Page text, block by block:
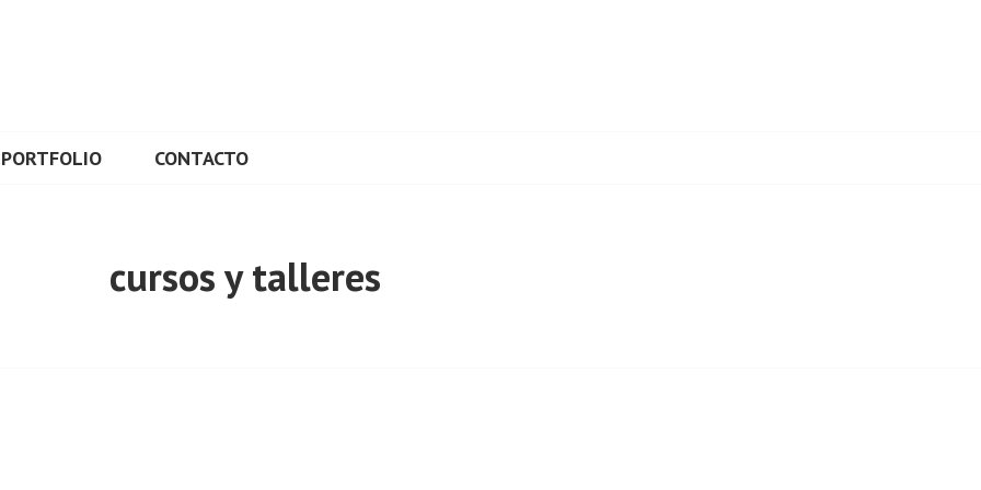
PORTFOLIO CONTACTO
cursos y talleres